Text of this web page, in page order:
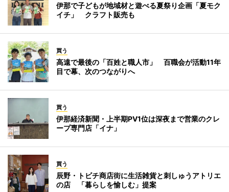
伊那で子どもが地域材と遊べる夏祭り企画「夏モク
イチ」 クラフト販売も
買う
高遠で最後の「百姓と職人市」 百職会が活動11年
目で幕、次のつながりへ
買う
伊那経済新聞・上半期PV1位は深夜まで営業のクレ
ープ専門店「イナ」
買う
辰野・トビチ商店街に生活雑貨と刺しゅうアトリエ
の店 「暮らしを愉しむ」提案